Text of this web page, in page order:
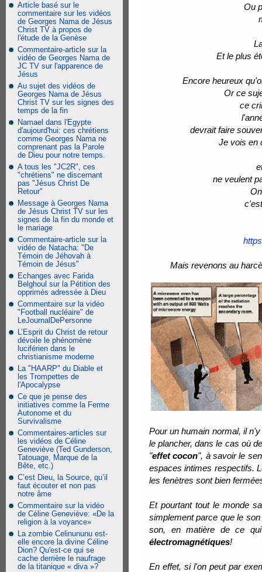
Article basé sur le
commentaire sur les vidéos
de Georges Nama de Jésus
Christ TV à propos de
l'étude de la Genèse
Commentaire-article sur la
vidéo de Georges Nama de
JC TV sur l'apparence de
Jésus
Au sujet des vidéos de
Georges Nama de Jésus
Christ TV sur les signes des
temps de la fin
Namael dans l'Egypte
d'aujourd'hui: ces chrétiens
comme Georges Nama ne
comprenant pas la Parole
de Dieu pour notre temps.
A tous les "JC2R", ces
"chrétiens" ne discernant
pas "Jésus Christ De
Retour"
Message à Georges Nama
de Jésus Christ TV sur les
signes de la fin du monde et
le mariage
Commentaire-article sur la
vidéo de Natacha: "De
Témoin de Jéhovah à
Témoin de Jésus"
Echanges avec Farida
Belghoul sur la Pétition des
opprimés adressée à Dieu
Commentaire sur la vidéo
"Football nucléaire" de
LeJournalDePersonne
L’Esprit du Christ de retour
dévoile le phénomène
luciférien dans le
christianisme moderne
La "HAARP" du Diable et
les Trompettes de
l'Apocalypse
Ce que je pense des
initiatives comme la Ferme
Autonome et du
Survivalisme
Commentaires-articles sur
les vidéos de Céline
Geneviève (Ted Gunderson,
Tatouage, Marque de la
Bête, etc.)
C’est Dieu, la Source, qu’il
faut écouter et non pas
notre âme
Commentaire sur la vidéo
de Céline Geneviève: «De la
religion à la voyance»
La zombie Celinununu est-
elle encore la divine Céline
Dion? Qu'est-ce qui se
cache derrière le naufrage
de la titanique « diva »?
Ou
Et le plus
Encore heureux
Or ce
ce
devrait faire
Je vois en
ne veulent
Mais revenons au
Pour un humain normal, il
le plancher, dans le cas où
"effet cocon", à savoir le
espaces intimes respectifs.
les fenètres sont bien
Et pourtant tout le monde
simplement parce que le
son, en matière de ce
électromagnétiques!
En effet, si l'on peut par